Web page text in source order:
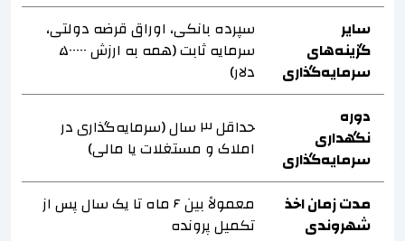
سایر
گزینه‌های
سرمایه‌گذاری
سپرده بانکی، اوراق قرضه دولتی،
سرمایه ثابت (همه به ارزش ۵۰۰۰۰۰
دلار)
دوره
نگهداری
سرمایه‌گذاری
حداقل ۳ سال (سرمایه‌گذاری در
املاک و مستغلات یا مالی)
مدت زمان اخذ
شهروندی
معمولاً بین ۶ ماه تا یک سال پس از
تکمیل پرونده